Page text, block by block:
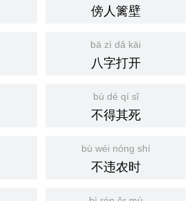
傍人篱壁
bā zì dǎ kāi
八字打开
bù dé qí sǐ
不得其死
bù wéi nóng shí
不违农时